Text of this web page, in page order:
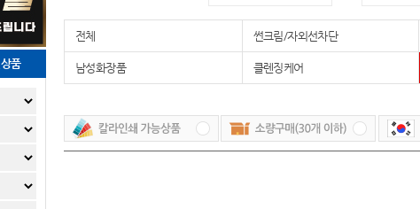
품
전체 썬크림/자외선차단
남성화장품 클렌징케어